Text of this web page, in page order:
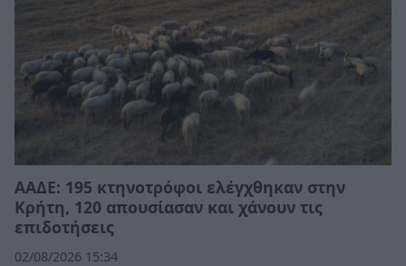
ΑΑΔΕ: 195 κτηνοτρόφοι ελέγχθηκαν στην
Κρήτη, 120 απουσίασαν και χάνουν τις
επιδοτήσεις
02/08/2026 15:34